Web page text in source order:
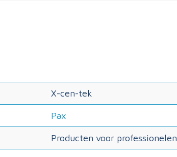
X-cen-tek
Pax
Producten voor professionelen